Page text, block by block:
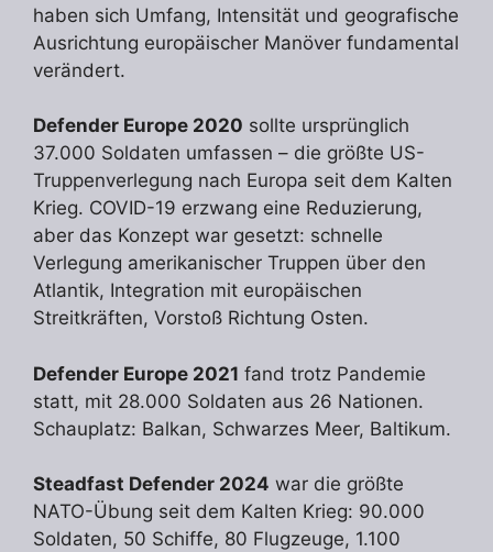
haben sich Umfang, Intensität und geografische
Ausrichtung europäischer Manöver fundamental
verändert.
Defender Europe 2020 sollte ursprünglich
37.000 Soldaten umfassen – die größte US-
Truppenverlegung nach Europa seit dem Kalten
Krieg. COVID-19 erzwang eine Reduzierung,
aber das Konzept war gesetzt: schnelle
Verlegung amerikanischer Truppen über den
Atlantik, Integration mit europäischen
Streitkräften, Vorstoß Richtung Osten.
Defender Europe 2021 fand trotz Pandemie
statt, mit 28.000 Soldaten aus 26 Nationen.
Schauplatz: Balkan, Schwarzes Meer, Baltikum.
Steadfast Defender 2024 war die größte
NATO-Übung seit dem Kalten Krieg: 90.000
Soldaten, 50 Schiffe, 80 Flugzeuge, 1.100